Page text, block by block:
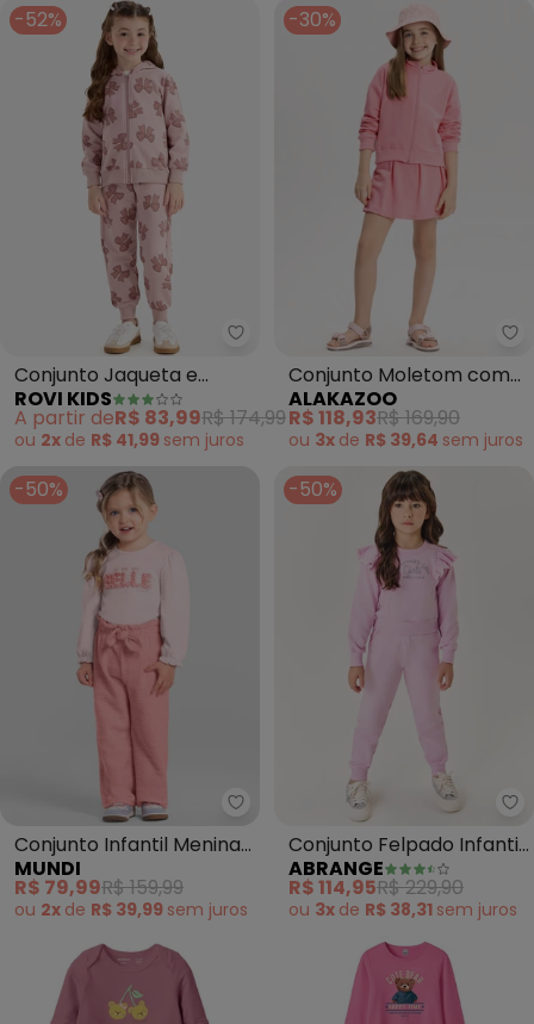
-52%
Rovi Kids - Conjunto Jaqueta e
Conjunto Jaqueta e
Calça Moletom Sarjado
(Rosa)
ROVI KIDS
A partir deR$ 83,99R$ 174,99
ou 2x de R$ 41,99 sem juros
-30%
Conjunto Moletom com
Shorts Saia e Jaqueta
(Rosa)
ALAKAZOO
R$ 118,93R$ 169,90
ou 3x de R$ 39,64 sem juros
-50%
Mundi - Conjunto Infantil
Conjunto Infantil Menina
em Moletom (Rosa)
MUNDI
R$ 79,99R$ 159,99
ou 2x de R$ 39,99 sem juros
-50%
Conjunto Felpado Infantil
Menina Shine (Rosa)
ABRANGE
R$ 114,95R$ 229,90
ou 3x de R$ 38,31 sem juros